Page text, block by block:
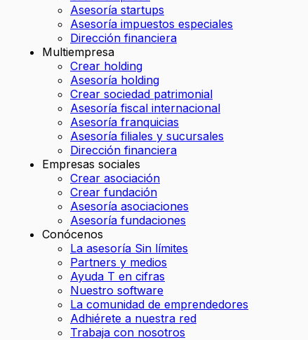
Asesoría startups
Asesoría impuestos especiales
Dirección financiera
Multiempresa
Crear holding
Asesoría holding
Crear sociedad patrimonial
Asesoría fiscal internacional
Asesoría franquicias
Asesoría filiales y sucursales
Dirección financiera
Empresas sociales
Crear asociación
Crear fundación
Asesoría asociaciones
Asesoría fundaciones
Conócenos
La asesoría Sin límites
Partners y medios
Ayuda T en cifras
Nuestro software
La comunidad de emprendedores
Adhiérete a nuestra red
Trabaja con nosotros